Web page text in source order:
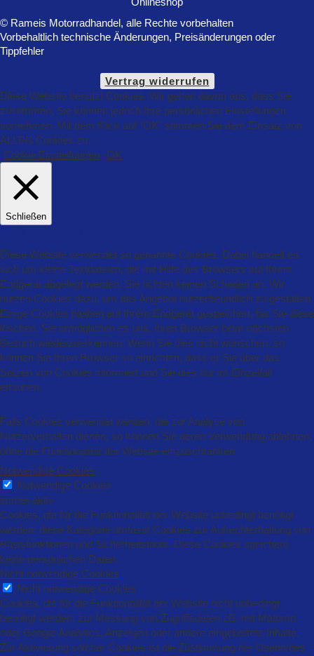
© Rameis Motorradhandel, alle Rechte vorbehalten
Vorbehaltlich technische Änderungen, Preisänderungen oder
Tippfehler
Vertrag widerrufen
Diese Website benützt Cookies. Wir gehen davon aus, dass Sie
zustimmen, Sie können jedoch Ihre persönlichen Einstellungen
vornehmen. Mit dem Klick auf "OK" stimmen Sie dem Einsatz von
ALLEN Cookies zu.
Cookie Einstellungen
OK
Schließen
Diese Website verwendet so genannte Cookies. Dabei handelt es
sich um kleine Textdateien, die mit Hilfe des Browsers auf Ihrem
Endgerät abgelegt werden. Sie richten keinen Schaden an. Wir
nutzen Cookies dazu, um das Angebot nutzerfreundlich zu gestalten.
Einige Cookies bleiben auf Ihrem Endgerät gespeichert, bis Sie diese
löschen. Sie ermöglichen es uns, Ihren Browser beim nächsten
Besuch wiederzuerkennen. Wenn Sie dies nicht wünschen, so
können Sie Ihren Browser so einrichten, dass er Sie über das
Setzen von Cookies informiert und Sie dies nur im Einzelfall
erlauben.
Falls Cookies verwendet werden, die zur Analyse von
Nutzerverhalten dienen, so können Sie deren Verwendung ablehnen,
ohne die Funktionalität der Website einzuschränken
Notwendige Cookies
Notwendige Cookies
immer aktiv
Cookies, die für die Funktionalität der Website unbedingt benötigt
werden: diese Kategorie umfasst Cookies zur Aufrechterhaltung von
Basisfunktionen und Sicherheitstools. Diese Cookies speichern
keine persönlichen Daten.
Nicht notwendige Cookies
Nicht notwendige Cookies
Cookies, die für die Funktionalität der Website nicht unbedingt
benötigt werden: zur Messung von Zugriffsdaten zB. mit Matomo
oder Google Analytics, Anzeigen oder andere eingebettete Inhalte.
Zur Aktivierung solcher Cookies ist die Zustimmung der Userin/des